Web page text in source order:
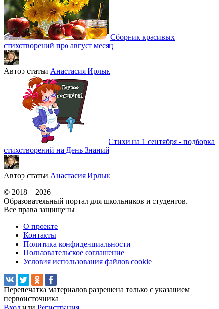
Сборник красивых
стихотворений про август месяц
Автор статьи Анастасия Ирлык
Стихи на 1 сентября - подборка
стихотворений на День Знаний
Автор статьи Анастасия Ирлык
© 2018 – 2026
Образовательный портал для школьников и студентов.
Все права защищены
О проекте
Контакты
Политика конфиденциальности
Пользовательское соглашение
Условия использования файлов cookie
Перепечатка материалов разрешена только с указанием
первоисточника
Вход или Регистрация